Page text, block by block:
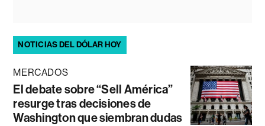
NOTICIAS DEL DÓLAR HOY
MERCADOS
El debate sobre “Sell América”
resurge tras decisiones de
Washington que siembran dudas